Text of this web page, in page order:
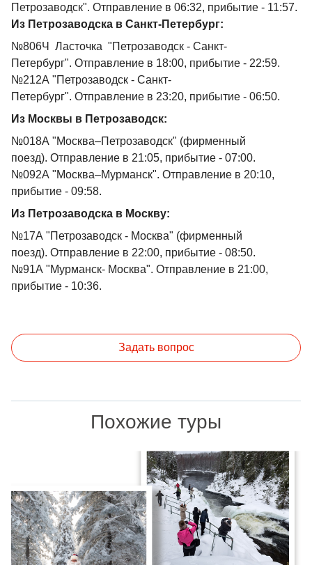
Петрозаводск". Отправление в 06:32, прибытие - 11:57.
Из Петрозаводска в Санкт-Петербург:
№806Ч Ласточка "Петрозаводск - Санкт-
Петербург". Отправление в 18:00, прибытие - 22:59.
№212А "Петрозаводск - Санкт-
Петербург". Отправление в 23:20, прибытие - 06:50.
Из Москвы в Петрозаводск:
№018А "Москва–Петрозаводск" (фирменный
поезд). Отправление в 21:05, прибытие - 07:00.
№092А "Москва–Мурманск". Отправление в 20:10,
прибытие - 09:58.
Из Петрозаводска в Москву:
№17А "Петрозаводск - Москва" (фирменный
поезд). Отправление в 22:00, прибытие - 08:50.
№91А "Мурманск- Москва". Отправление в 21:00,
прибытие - 10:36.
Задать вопрос
Похожие туры